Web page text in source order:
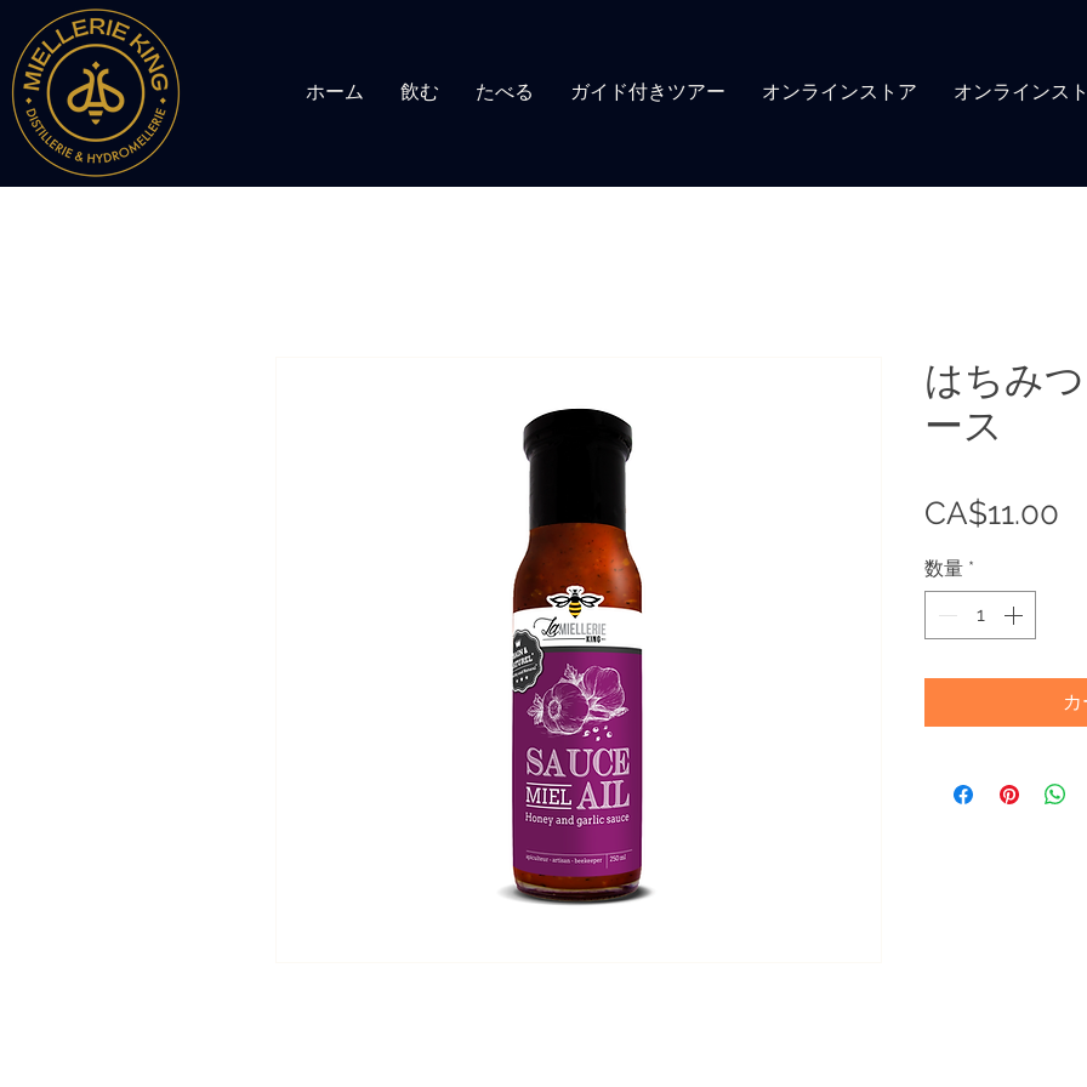
ホーム 飲む たべる ガイド付きツアー オンラインストア オンラインス
はちみ
ース
CA$11.00
数量 *